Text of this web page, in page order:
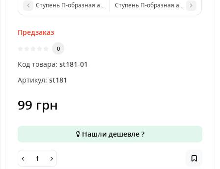
Ступень П-образная алюминиевая 600x3 ммСтупень П-образная алюминиевая
Предзаказ
0
Код товара: st181-01
Артикул: st181
99 грн
Нашли дешевле ?